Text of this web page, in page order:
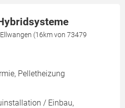
(16km von 73479
Pelletheizung
/ Einbau,